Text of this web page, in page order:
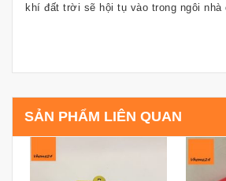
khí đất trời sẽ hội tụ vào trong ngôi nhà
SẢN PHẨM LIÊN QUAN